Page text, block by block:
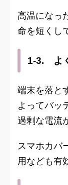
高温になっ
命を短くし
1-3. よ
端末を落と
よってバッ
過剰な電流
スマホカバ
用なども有